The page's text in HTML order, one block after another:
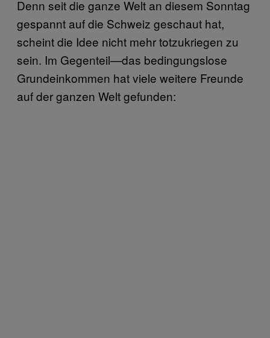
Denn seit die ganze Welt an diesem Sonntag
gespannt auf die Schweiz geschaut hat,
scheint die Idee nicht mehr totzukriegen zu
sein. Im Gegenteil—das bedingungslose
Grundeinkommen hat viele weitere Freunde
auf der ganzen Welt gefunden: